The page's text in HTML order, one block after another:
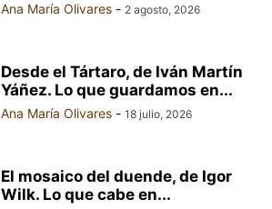
Ana María Olivares - 2 agosto, 2026
Desde el Tártaro, de Iván Martín
Yáñez. Lo que guardamos en...
Ana María Olivares - 18 julio, 2026
El mosaico del duende, de Igor
Wilk. Lo que cabe en...